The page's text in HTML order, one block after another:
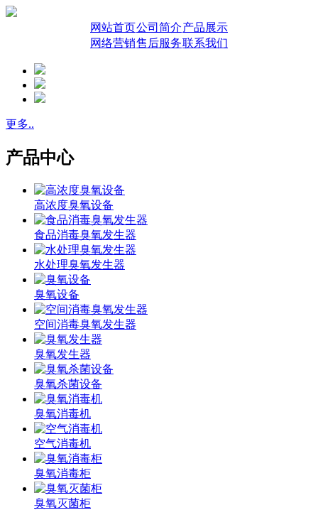
网站首页公司简介产品展示
网络营销售后服务联系我们
更多..
产品中心
高浓度臭氧设备
食品消毒臭氧发生器
水处理臭氧发生器
臭氧设备
空间消毒臭氧发生器
臭氧发生器
臭氧杀菌设备
臭氧消毒机
空气消毒机
臭氧消毒柜
臭氧灭菌柜